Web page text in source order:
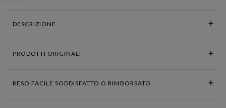
DESCRIZIONE
PRODOTTI ORIGINALI
RESO FACILE SODDISFATTO O RIMBORSATO